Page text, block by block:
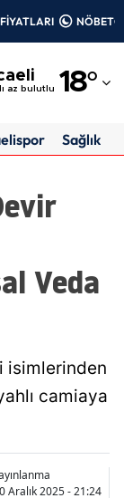
az bulutlu 18°
Sağlık
Veda
isimlerinden
camiaya
Aralık 2025 - 21:24